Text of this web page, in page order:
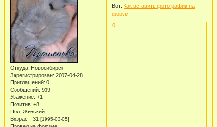
Откуда: Новосибирск
Зарегистрирован: 2007-04-28
Приглашений: 0
Сообщений: 939
Уважение: +1
Позитив: +8
Пол: Женский
Возраст: 31 [1995-03-05]
Вот: Как вставить фотографии на
форум
0